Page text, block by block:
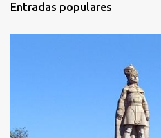
e
n
o
Entradas populares